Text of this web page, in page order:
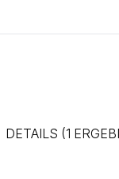
DETAILS (1